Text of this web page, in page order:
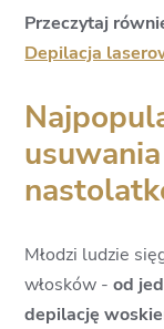
Przeczytaj
Depilacja
Młodzi ludzie
włosków -od
depilację